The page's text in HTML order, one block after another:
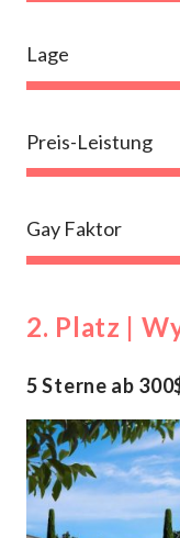
Lage
Preis-Leistung
Gay Faktor
2. Platz |
5 Sterne ab